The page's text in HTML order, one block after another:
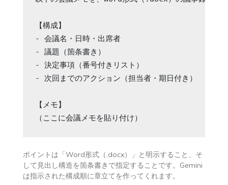
【構成】
- 会議名・日時・出席者
- 議題（箇条書き）
- 決定事項（番号付きリスト）
- 次回までのアクション（担当者・期日付き）
【メモ】
（ここに会議メモを貼り付け）
ポイントは「Word形式（.docx）」と明示すること、そ
して見出し構造を箇条書きで指定することです。Gemini
は指示された構成順に章立てを作ってくれます。